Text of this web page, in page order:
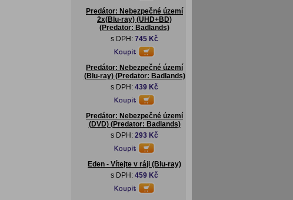
Predátor: Nebezpečné území
2x(Blu-ray) (UHD+BD)
(Predator: Badlands)
s DPH: 745 Kč
Predátor: Nebezpečné území
(Blu-ray) (Predator: Badlands)
s DPH: 439 Kč
Predátor: Nebezpečné území
(DVD) (Predator: Badlands)
s DPH: 293 Kč
Eden - Vítejte v ráji (Blu-ray)
s DPH: 459 Kč